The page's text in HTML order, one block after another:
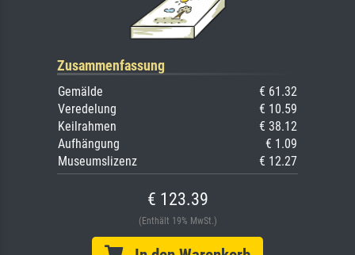
Zusammenfassung
Gemälde
€ 61.32
Veredelung
€ 10.59
Keilrahmen
€ 38.12
Aufhängung
€ 1.09
Museumslizenz
€ 12.27
€ 123.39
(Enthält 19% MwSt.)